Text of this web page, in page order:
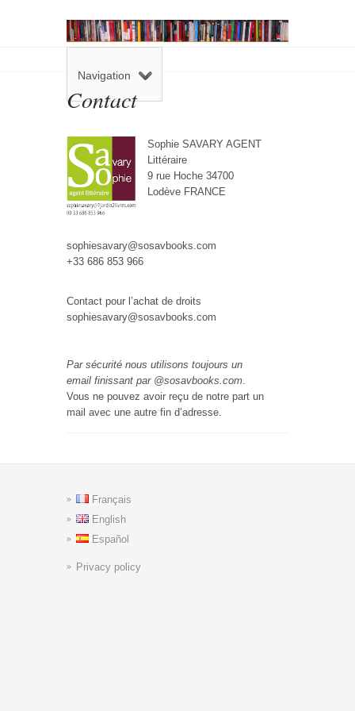
Navigation
Contact
Sophie SAVARY AGENT
Littéraire
9 rue Hoche 34700
Lodève FRANCE
sophiesavary@sosavbooks.com
+33 686 853 966
Contact pour l’achat de droits
sophiesavary@sosavbooks.com
Par sécurité nous utilisons toujours un
email finissant par @sosavbooks.com.
Vous ne pouvez avoir reçu de notre part un
mail avec une autre fin d’adresse.
Français
English
Español
Privacy policy